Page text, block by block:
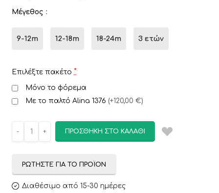
Μέγεθος
9-12m 12-18m 18-24m 3 ετών
Επιλέξτε πακέτο *
Μόνο το φόρεμα
Με το παλτό Alina 1376 (+120,00 €)
ΠΡΟΣΘΉΚΗ ΣΤΟ ΚΑΛΆΘΙ
ΡΩΤΉΣΤΕ ΓΙΑ ΤΟ ΠΡΟΪΌΝ
Διαθέσιμο από 15-30 ημέρες